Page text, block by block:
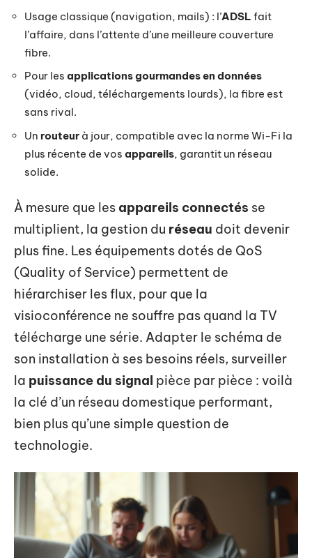
Usage classique (navigation, mails) : l’ADSL fait
l’affaire, dans l’attente d’une meilleure couverture
fibre.
Pour les applications gourmandes en données
(vidéo, cloud, téléchargements lourds), la fibre est
sans rival.
Un routeur à jour, compatible avec la norme Wi-Fi la
plus récente de vos appareils, garantit un réseau
solide.
À mesure que les appareils connectés se
multiplient, la gestion du réseau doit devenir
plus fine. Les équipements dotés de QoS
(Quality of Service) permettent de
hiérarchiser les flux, pour que la
visioconférence ne souffre pas quand la TV
télécharge une série. Adapter le schéma de
son installation à ses besoins réels, surveiller
la puissance du signal pièce par pièce : voilà
la clé d’un réseau domestique performant,
bien plus qu’une simple question de
technologie.